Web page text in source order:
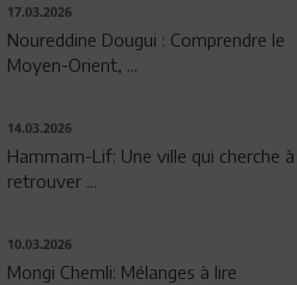
17.03.2026
Noureddine Dougui : Comprendre le
Moyen-Orient, ...
14.03.2026
Hammam-Lif: Une ville qui cherche à
retrouver ...
10.03.2026
Mongi Chemli: Mélanges à lire